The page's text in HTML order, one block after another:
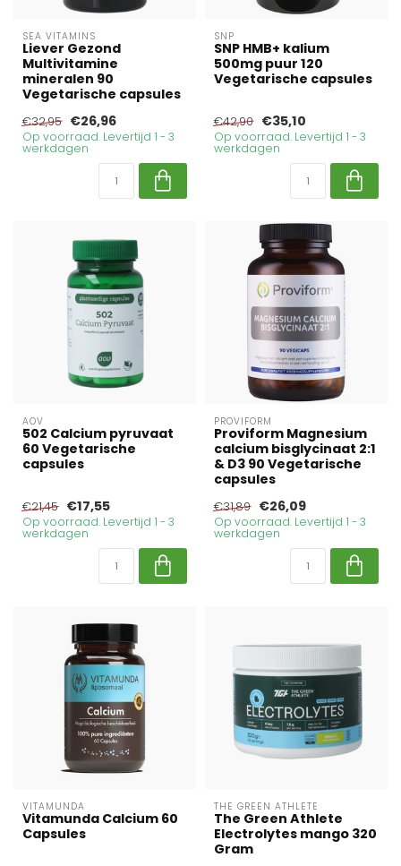
SEA VITAMINS
Liever Gezond
Multivitamine
mineralen 90
Vegetarische capsules
€32,95 €26,96
Op voorraad. Levertijd 1 - 3
werkdagen
SNP
SNP HMB+ kalium
500mg puur 120
Vegetarische capsules
€42,90 €35,10
Op voorraad. Levertijd 1 - 3
werkdagen
AOV
502 Calcium pyruvaat
60 Vegetarische
capsules
€21,45 €17,55
Op voorraad. Levertijd 1 - 3
werkdagen
PROVIFORM
Proviform Magnesium
calcium bisglycinaat 2:1
& D3 90 Vegetarische
capsules
€31,89 €26,09
Op voorraad. Levertijd 1 - 3
werkdagen
VITAMUNDA
Vitamunda Calcium 60
Capsules
THE GREEN ATHLETE
The Green Athlete
Electrolytes mango 320
Gram